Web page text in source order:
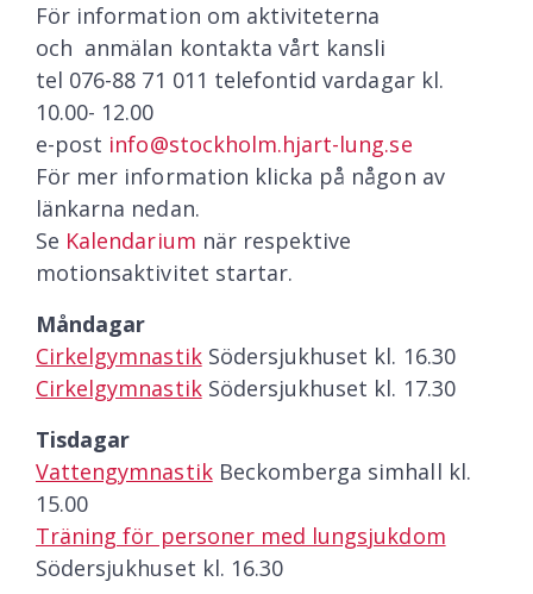
För information om aktiviteterna
och anmälan kontakta vårt kansli
tel 076-88 71 011 telefontid vardagar kl.
10.00- 12.00
e-post info@stockholm.hjart-lung.se
För mer information klicka på någon av
länkarna nedan.
Se Kalendarium när respektive
motionsaktivitet startar.
Måndagar
CirkelgymnastikSödersjukhuset kl. 16.30
CirkelgymnastikSödersjukhuset kl. 17.30
Tisdagar
VattengymnastikBeckomberga simhall kl.
15.00
Träning för personer med lungsjukdom
Södersjukhuset kl. 16.30